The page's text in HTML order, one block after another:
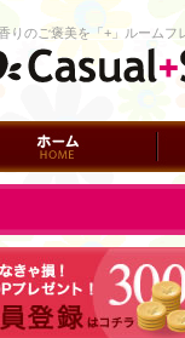
商
りのご褒美を「+」ルームフ
ン